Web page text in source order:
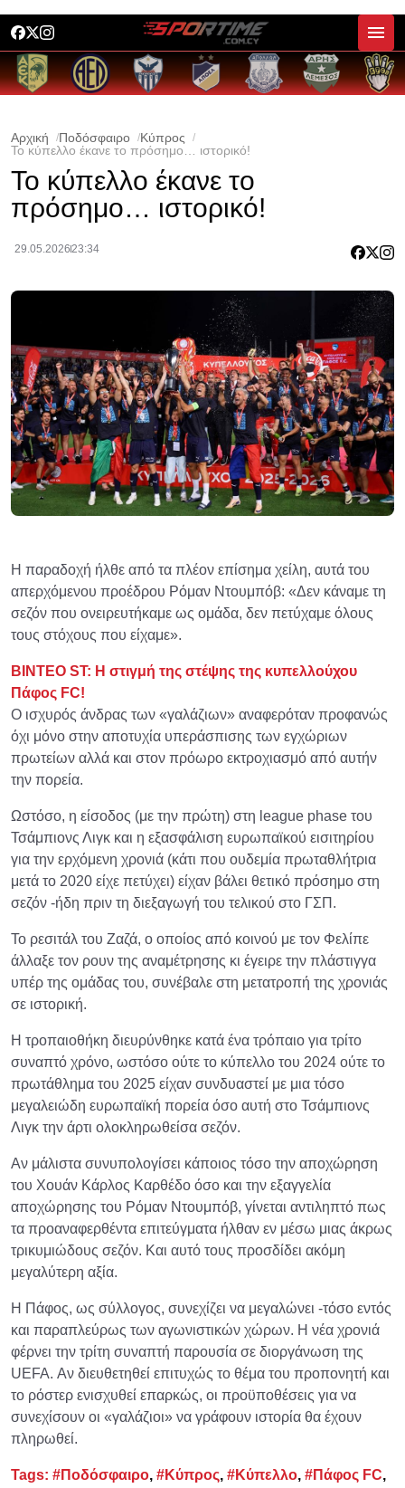
Αρχική Ποδόσφαιρο
Κύπρος
Το κύπελλο έκανε το πρόσημο… ιστορικό!
Το κύπελλο έκανε το
πρόσημο… ιστορικό!
29.05.202623:34
Η παραδοχή ήλθε από τα πλέον επίσημα χείλη, αυτά του
απερχόμενου προέδρου Ρόμαν Ντουμπόβ: «Δεν κάναμε τη
σεζόν που ονειρευτήκαμε ως ομάδα, δεν πετύχαμε όλους
τους στόχους που είχαμε».
ΒΙΝΤΕΟ ST: Η στιγμή της στέψης της κυπελλούχου
Πάφος FC!
Ο ισχυρός άνδρας των «γαλάζιων» αναφερόταν προφανώς
όχι μόνο στην αποτυχία υπεράσπισης των εγχώριων
πρωτείων αλλά και στον πρόωρο εκτροχιασμό από αυτήν
την πορεία.
Ωστόσο, η είσοδος (με την πρώτη) στη league phase του
Τσάμπιονς Λιγκ και η εξασφάλιση ευρωπαϊκού εισιτηρίου
για την ερχόμενη χρονιά (κάτι που ουδεμία πρωταθλήτρια
μετά το 2020 είχε πετύχει) είχαν βάλει θετικό πρόσημο στη
σεζόν -ήδη πριν τη διεξαγωγή του τελικού στο ΓΣΠ.
Το ρεσιτάλ του Ζαζά, ο οποίος από κοινού με τον Φελίπε
άλλαξε τον ρουν της αναμέτρησης κι έγειρε την πλάστιγγα
υπέρ της ομάδας του, συνέβαλε στη μετατροπή της χρονιάς
σε ιστορική.
Η τροπαιοθήκη διευρύνθηκε κατά ένα τρόπαιο για τρίτο
συναπτό χρόνο, ωστόσο ούτε το κύπελλο του 2024 ούτε το
πρωτάθλημα του 2025 είχαν συνδυαστεί με μια τόσο
μεγαλειώδη ευρωπαϊκή πορεία όσο αυτή στο Τσάμπιονς
Λιγκ την άρτι ολοκληρωθείσα σεζόν.
Αν μάλιστα συνυπολογίσει κάποιος τόσο την αποχώρηση
του Χουάν Κάρλος Καρθέδο όσο και την εξαγγελία
αποχώρησης του Ρόμαν Ντουμπόβ, γίνεται αντιληπτό πως
τα προαναφερθέντα επιτεύγματα ήλθαν εν μέσω μιας άκρως
τρικυμιώδους σεζόν. Και αυτό τους προσδίδει ακόμη
μεγαλύτερη αξία.
Η Πάφος, ως σύλλογος, συνεχίζει να μεγαλώνει -τόσο εντός
και παραπλεύρως των αγωνιστικών χώρων. Η νέα χρονιά
φέρνει την τρίτη συναπτή παρουσία σε διοργάνωση της
UEFA. Αν διευθετηθεί επιτυχώς το θέμα του προπονητή και
το ρόστερ ενισχυθεί επαρκώς, οι προϋποθέσεις για να
συνεχίσουν οι «γαλάζιοι» να γράφουν ιστορία θα έχουν
πληρωθεί.
Tags: #Ποδόσφαιρο, #Κύπρος, #Κύπελλο, #Πάφος FC,